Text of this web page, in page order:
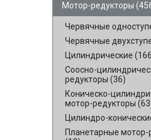
Мотор-редукторы
Червячные
Червячные
Цилиндрические
Соосно-
редукторы (36)
Коническо-
мотор-редукторы
Цилиндро-
Планетарные мотор-